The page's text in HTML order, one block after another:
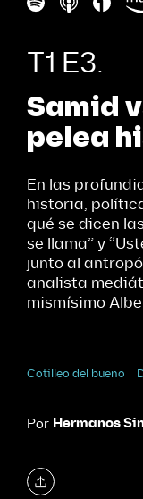
T1 E3.
Samid
pelea
En las
historia,
qué se dicen
se llama” y
junto al
analista
mismísimo
Cotilleo del bueno
Por Hermanos